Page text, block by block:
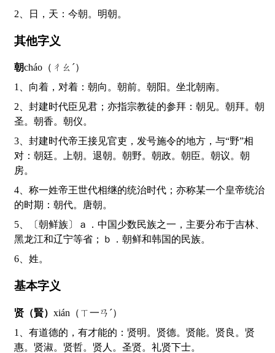
2、日，天：今朝。明朝。
其他字义
朝cháo（ㄔㄠˊ）
1、向着，对着：朝向。朝前。朝阳。坐北朝南。
2、封建时代臣见君；亦指宗教徒的参拜：朝见。朝拜。朝
圣。朝香。朝仪。
3、封建时代帝王接见官吏，发号施令的地方，与“野”相
对：朝廷。上朝。退朝。朝野。朝政。朝臣。朝议。朝
房。
4、称一姓帝王世代相继的统治时代；亦称某一个皇帝统治
的时期：朝代。唐朝。
5、〔朝鲜族〕ａ．中国少数民族之一，主要分布于吉林、
黑龙江和辽宁等省；ｂ．朝鲜和韩国的民族。
6、姓。
基本字义
贤（賢） xián（ㄒ一ㄢˊ）
1、有道德的，有才能的：贤明。贤德。贤能。贤良。贤
惠。贤淑。贤哲。贤人。圣贤。礼贤下士。